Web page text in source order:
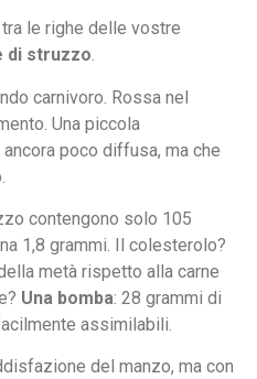
le righe delle vostre
di struzzo.
carnivoro. Rossa nel
Una piccola
ancora poco diffusa, ma che
contengono solo 105
1,8 grammi. Il colesterolo?
metà rispetto alla carne
Una bomba: 28 grammi di
assimilabili.
del manzo, ma con